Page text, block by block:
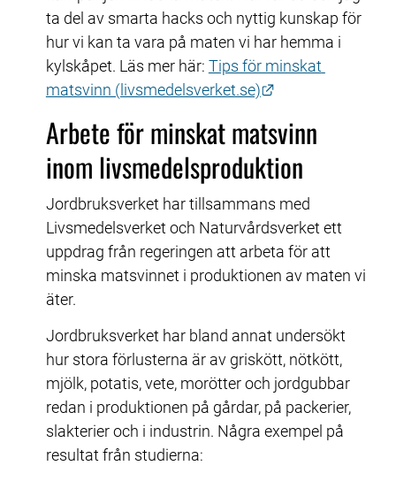
ta del av smarta hacks och nyttig kunskap för
hur vi kan ta vara på maten vi har hemma i
kylskåpet. Läs mer här: Tips för minskat
matsvinn (livsmedelsverket.se)
Länk till annan
Arbete för minskat matsvinn
inom livsmedelsproduktion
Jordbruksverket har tillsammans med
Livsmedelsverket och Naturvårdsverket ett
uppdrag från regeringen att arbeta för att
minska matsvinnet i produktionen av maten vi
äter.
Jordbruksverket har bland annat undersökt
hur stora förlusterna är av griskött, nötkött,
mjölk, potatis, vete, morötter och jordgubbar
redan i produktionen på gårdar, på packerier,
slakterier och i industrin. Några exempel på
resultat från studierna: